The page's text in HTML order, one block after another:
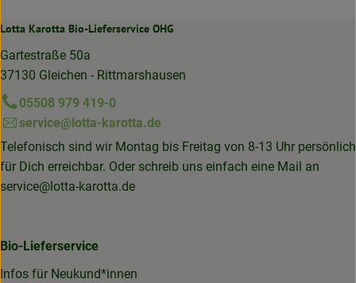
Lotta Karotta Bio-Lieferservice OHG
Gartestraße 50a
37130 Gleichen - Rittmarshausen
05508 979 419-0
service@lotta-karotta.de
Telefonisch sind wir Montag bis Freitag von 8-13 Uhr persönlich
für Dich erreichbar. Oder schreib uns einfach eine Mail an
service@lotta-karotta.de
Bio-Lieferservice
Infos für Neukund*innen